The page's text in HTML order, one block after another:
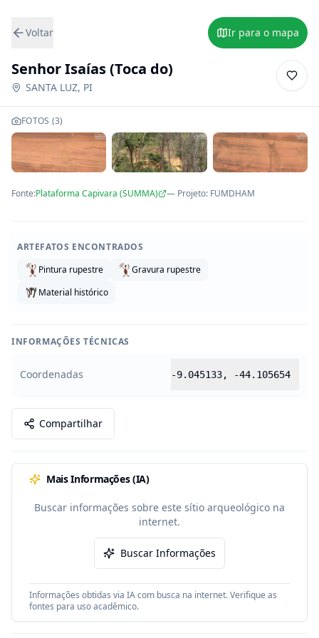
Voltar Ir para o mapa
Senhor Isaías (Toca do)
SANTA LUZ, PI
FOTOS (3)
Fonte:Plataforma Capivara (SUMMA) — Projeto: FUMDHAM
ARTEFATOS ENCONTRADOS
Pintura rupestre
Gravura rupestre
Material histórico
INFORMAÇÕES TÉCNICAS
Coordenadas -9.045133, -44.105654
Compartilhar
Mais Informações (IA)
Buscar informações sobre este sítio arqueológico na
internet.
Buscar Informações
Informações obtidas via IA com busca na internet. Verifique as
fontes para uso acadêmico.